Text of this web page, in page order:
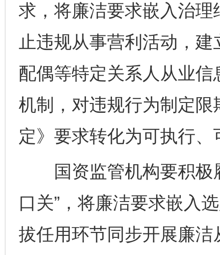
求，将廉洁要求嵌入治
止违规从事营利活动，
配偶等特定关系人从业
机制，对违规行为制定
定》要求转化为可执行
国资监管机构要积极
口关”，将廉洁要求嵌入
拔任用环节同步开展廉